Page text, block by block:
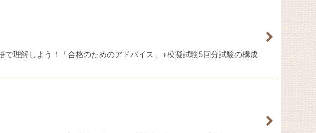
で理解しよう！「合格のためのアドバイス」+模擬試験5回分試験の構成